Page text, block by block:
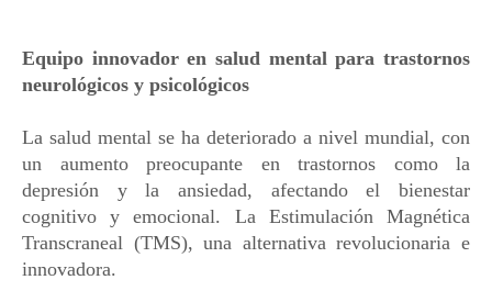
Equipo innovador en salud mental para trastornos
neurológicos y psicológicos
La salud mental se ha deteriorado a nivel mundial, con
un aumento preocupante en trastornos como la
depresión y la ansiedad, afectando el bienestar
cognitivo y emocional. La Estimulación Magnética
Transcraneal (TMS), una alternativa revolucionaria e
innovadora.